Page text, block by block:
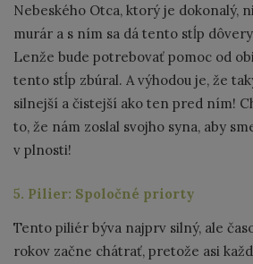
Nebeského Otca, ktorý je dokonalý,
murár a s ním sa dá tento stĺp
Lenže bude potrebovať pomoc od
tento stĺp zbúral. A výhodou je, že
silnejší a čistejší ako ten pred ním!
to, že nám zoslal svojho syna, aby
v plnosti!
5. Pilier: Spoločné priorty
Tento piliér býva najprv silný, ale
rokov začne chátrať, pretože asi